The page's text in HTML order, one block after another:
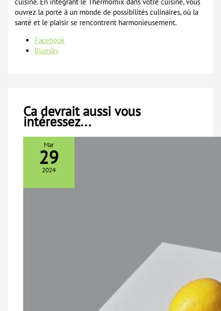
ouvrez la porte à un monde de possibilités culinaires, où la
santé et le plaisir se rencontrent harmonieusement.
Partager
ultime
pour
alimentation
équilibrée
gourmande"
Facebook
Bluesky
Ca devrait aussi vous
intéressez...
Mar
29
2024